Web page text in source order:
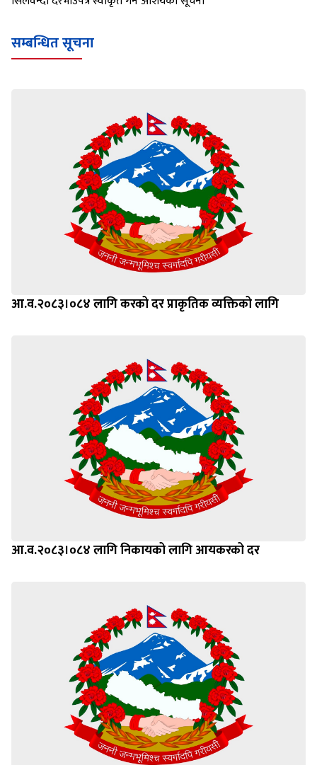
सम्बन्धित सूचना
आ.व.२०८३।०८४ लागि करको दर प्राकृतिक व्यक्तिको लागि
आ.व.२०८३।०८४ लागि निकायको लागि आयकरको दर